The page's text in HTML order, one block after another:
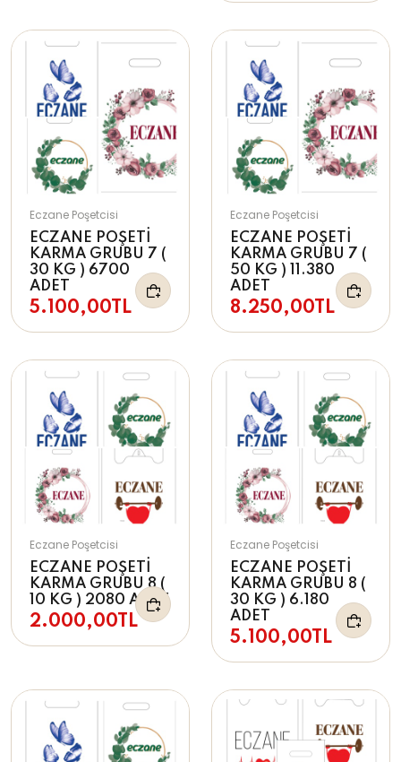
Eczane Poşetcisi
ECZANE POŞETİ
KARMA GRUBU 7 (
30 KG ) 6700
ADET
5.100,00TL
Eczane Poşetcisi
ECZANE POŞETİ
KARMA GRUBU 7 (
50 KG ) 11.380
ADET
8.250,00TL
Eczane Poşetcisi
ECZANE POŞETİ
KARMA GRUBU 8 (
10 KG ) 2080 ADET
2.000,00TL
Eczane Poşetcisi
ECZANE POŞETİ
KARMA GRUBU 8 (
30 KG ) 6.180
ADET
5.100,00TL